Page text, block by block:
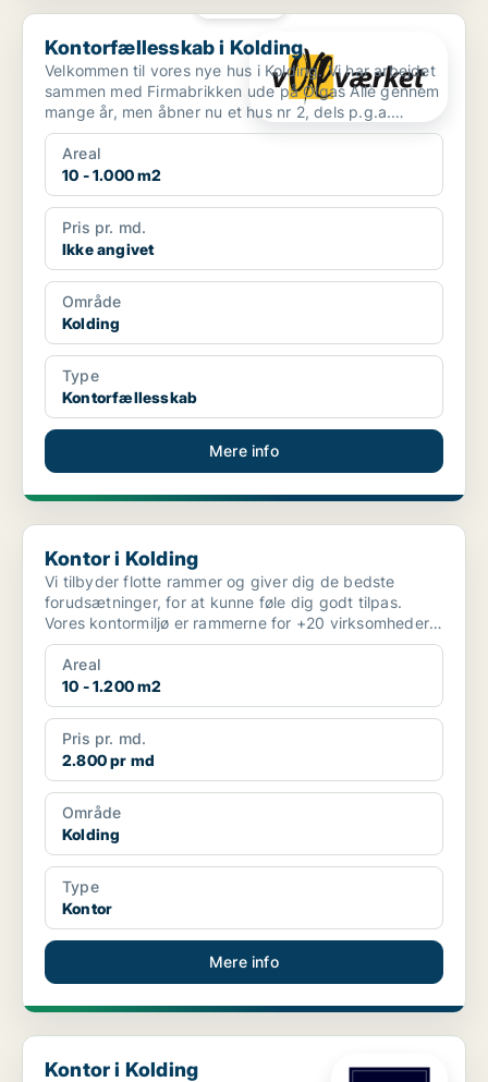
Kontorfællesskab i Kolding
Kontorfællesskab i Kolding
Velkommen til vores nye hus i Kolding. Vi har arbejdet
sammen med Firmabrikken ude på Olgas Allè gennem
mange år, men åbner nu et hus nr 2, dels p.g.a.
efter...
Areal
10 - 1.000 m2
Pris pr. md.
Ikke angivet
Område
Kolding
Type
Kontorfællesskab
Mere info
Kontor i Kolding
Kontor i Kolding
Vi tilbyder flotte rammer og giver dig de bedste
forudsætninger, for at kunne føle dig godt tilpas.
Vores kontormiljø er rammerne for +20 virksomheder
id...
Areal
10 - 1.200 m2
Pris pr. md.
2.800 pr md
Område
Kolding
Type
Kontor
Mere info
Kontor i Kolding
Kontor i Kolding